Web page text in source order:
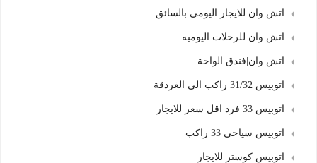
اتش وان للايجار اليومي بالسائق
اتش وان للرحلات اليوميه
اتش وان|فندق الواحة
اتوبيس 31/32 راكب الي الغردقة
اتوبيس 33 فرد اقل سعر للايجار
اتوبيس سياحي 33 راكب
اتوبيس كوستر للايجار